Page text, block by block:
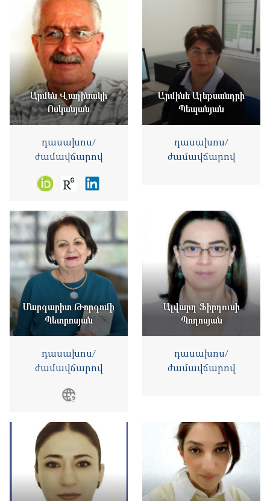
Արմեն Վաղինակի
Ոսկանյան
դասախոս/
ժամավճարով
Արմինե Ալեքսանդրի
Պեպանյան
դասախոս/
ժամավճարով
Մարգարիտ Թորգոմի
Պետրոսյան
դասախոս/
ժամավճարով
Ալվարդ Ֆիրդուսի
Պողոսյան
դասախոս/
ժամավճարով